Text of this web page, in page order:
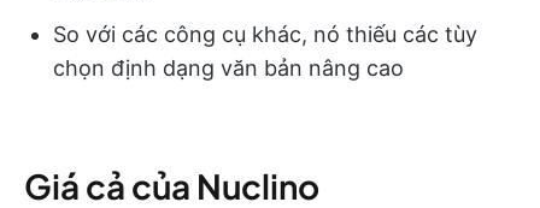
So với các công cụ khác, nó thiếu các tùy
chọn định dạng văn bản nâng cao
Giá cả của Nuclino